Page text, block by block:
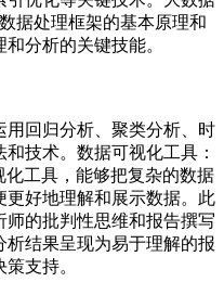
据处理框架的基本原理和
分析的关键技能。
回归分析、聚类分析、时
技术。数据可视化工具：
化工具，能够把复杂的数据
好地理解和展示数据。此
的批判性思维和报告撰写
结果呈现为易于理解的报
支持。